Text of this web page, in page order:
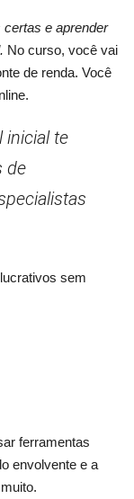
e aprender
No curso, você vai
de renda. Você
inicial te
de
sem
ferramentas
envolvente e a